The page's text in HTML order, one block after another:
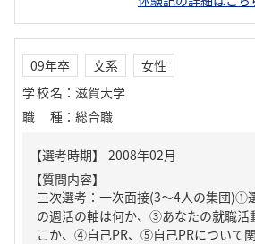
09年卒 文系
女性
学校名 ： 滋賀大学
職種 ： 総合職
【質問内容】
三次選考：一次面接(3～4人の集団)①
の週活の軸は何か、③あなたの就職活
こか、④自己PR、⑤自己PRについて